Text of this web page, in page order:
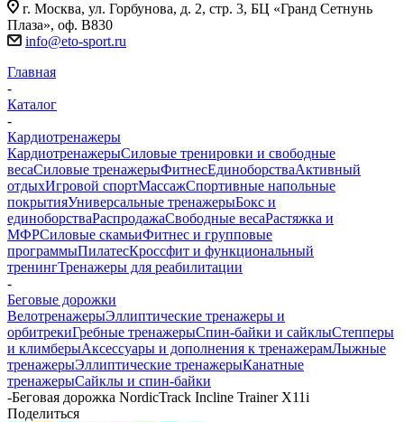
г. Москва, ул. Горбунова, д. 2, стр. 3, БЦ «Гранд Сетнунь
Плаза», оф. В830
info@eto-sport.ru
Главная
-
Каталог
-
Кардиотренажеры
КардиотренажерыСиловые тренировки и свободные
весаСиловые тренажерыФитнесЕдиноборстваАктивный
отдыхИгровой спортМассажСпортивные напольные
покрытияУниверсальные тренажерыБокс и
единоборстваРаспродажаСвободные весаРастяжка и
МФРСиловые скамьиФитнес и групповые
программыПилатесКроссфит и функциональный
тренингТренажеры для реабилитации
-
Беговые дорожки
ВелотренажерыЭллиптические тренажеры и
орбитрекиГребные тренажерыСпин-байки и сайклыСтепперы
и климберыАксессуары и дополнения к тренажерамЛыжные
тренажерыЭллиптические тренажерыКанатные
тренажерыСайклы и спин-байки
-Беговая дорожка NordicTrack Incline Trainer X11i
Поделиться